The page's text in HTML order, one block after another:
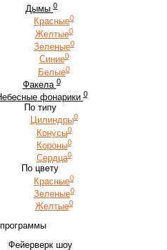
Дымы 0
Красные0
Желтые0
Зеленые0
Синие0
Белые0
Факела 0
фонарики 0
По типу
Цилиндры0
Конусы0
Короны0
Сердца0
По цвету
Красные0
Зеленые0
Желтые0
Фейерверк шоу